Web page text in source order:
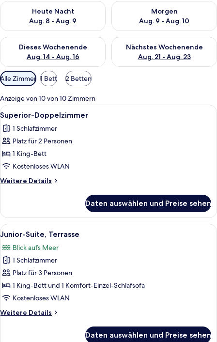
Heute Nacht
Aug. 8 - Aug. 9
Überprüfe die Verfügbarkeit für heute Nacht, Aug. 8 - Aug. 9.
Morgen
Aug. 9 - Aug. 10
Überprüfe die Verfügbarkeit
Dieses Wochenende
Aug. 14 - Aug. 16
Überprüfe die Verfügbarkeit für dieses Wochenende, Aug. 14
Nächstes Wochenende
Aug. 21 - Aug. 23
Überprüfe die Verfügbarkeit
Verfügbare
Filter
für
Zimmer
Alle Zimmer 1 Bett 2 Betten
Anzeige von 10 von 10 Zimmern
Alle
Fotos
für
Superior-
Doppelzimmer
anzeigen
Ein Hotelzimmer mit einem großen
4
Superior-Doppelzimmer
1 Schlafzimmer
Platz für 2 Personen
1 King-Bett
Kostenloses WLAN
Weitere Details
Weitere
Doppelzimmer
Daten auswählen und Preise sehen
Alle
Fotos
für
Junior-
Suite,
Terrasse
anzeigen
Ein Hotelzimmer mit einem großen
5
Junior-Suite, Terrasse
Blick aufs Meer
1 Schlafzimmer
Platz für 3 Personen
1 King-Bett und 1 Komfort-Einzel-Schlafsofa
Kostenloses WLAN
Weitere Details
Weitere
Daten auswählen und Preise sehen